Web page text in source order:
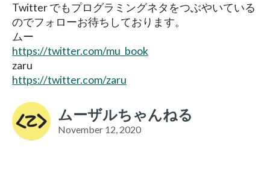
Twitter でもプログラミングネタをつぶやいている
のでフォローお待ちしております。
ムー
https://twitter.com/mu_book
zaru
https://twitter.com/zaru
ムーザルちゃんねる
November 12, 2020